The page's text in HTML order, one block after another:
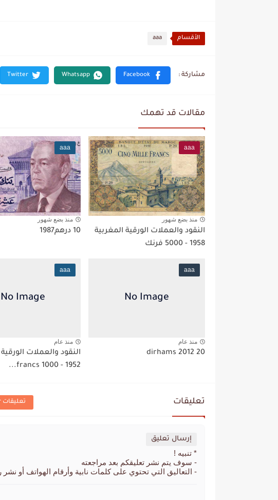
الأقسام aaa
مقالات قد تهمك
aaa
منذ بضع شهور
النقود والعملات الورقية المغربية
1958 - 5000 فرنك
aaa
منذ بضع شهور
10 درهم1987
aaa
منذ عام
20 dirhams 2012
aaa
منذ عام
النقود والعملات
1952 - 1000 francs...
تعليقات تعليقات Blogger
إرسال تعليق
* تنبيه !
- سوف يتم نشر تعليقكم بعد مراجعته
- التعاليق التي تحتوي على كلمات نابية وأرقام الهواتف أو